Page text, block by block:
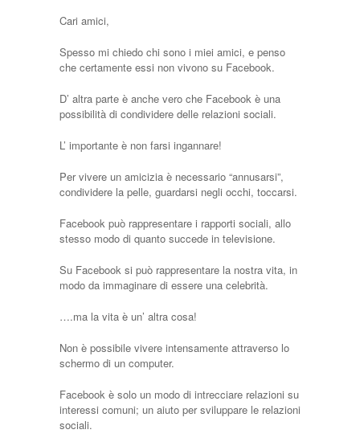
Cari amici,
Spesso mi chiedo chi sono i miei amici, e penso
che certamente essi non vivono su Facebook.
D’ altra parte è anche vero che Facebook è una
possibilità di condividere delle relazioni sociali.
L’ importante è non farsi ingannare!
Per vivere un amicizia è necessario “annusarsi”,
condividere la pelle, guardarsi negli occhi, toccarsi.
Facebook può rappresentare i rapporti sociali, allo
stesso modo di quanto succede in televisione.
Su Facebook si può rappresentare la nostra vita, in
modo da immaginare di essere una celebrità.
….ma la vita è un’ altra cosa!
Non è possibile vivere intensamente attraverso lo
schermo di un computer.
Facebook è solo un modo di intrecciare relazioni su
interessi comuni; un aiuto per sviluppare le relazioni
sociali.